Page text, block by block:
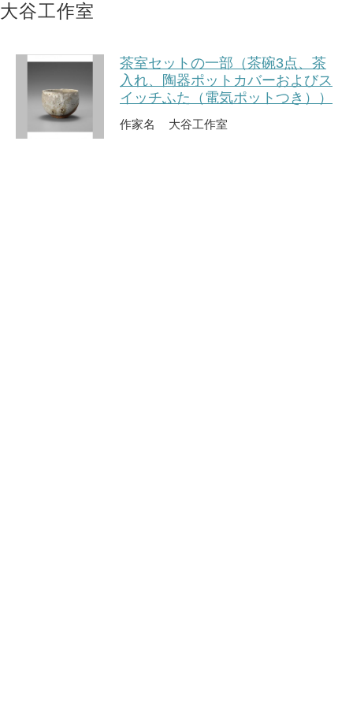
大谷工作室
茶室セットの一部（茶碗3点、茶
入れ、陶器ポットカバーおよびス
イッチふた（電気ポットつき））
作家名 大谷工作室